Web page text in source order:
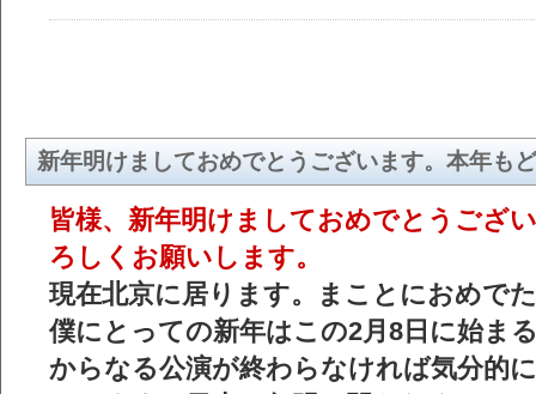
新年明けましておめでとうございます。本年も
皆様、新年明けましておめでとうござ
ろしくお願いします。
現在北京に居ります。まことにおめで
僕にとっての新年はこの2月8日に始ま
からなる公演が終わらなければ気分的